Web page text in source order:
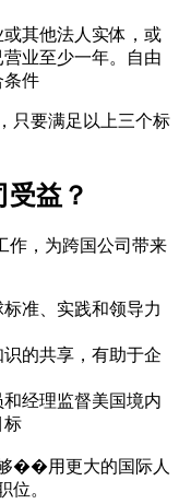
其他法人实体，或
业至少一年。自由
条件
只要满足以上三个标
益？
作，为跨国公司带来
准、实践和领导力
的共享，有助于企
经理监督美国境内
标
��用更大的国际人
位。